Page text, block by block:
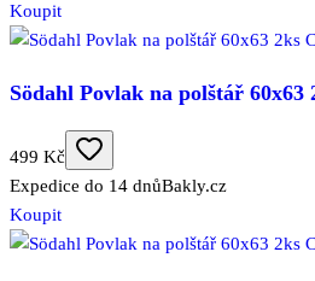
Koupit
Södahl Povlak na polštář 60x63
499 Kč
Expedice do 14 dnůBakly.cz
Koupit